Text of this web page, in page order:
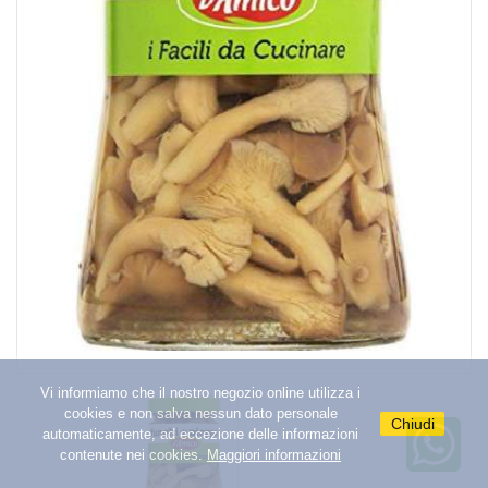
Vi informiamo che il nostro negozio online utilizza i
cookies e non salva nessun dato personale
automaticamente, ad eccezione delle informazioni
contenute nei cookies. Maggiori informazioni
Chiudi
SOTTOLIO SOTTACETO E FUNGHI
POMODORI SECCHI E PEPERONI
MELANZANE E ZUCCHINE
ALTRE VERDURE
SALSE E PATE' add_circle
LEGUMI MAIS E CONSERVE VEGETALI add_circle
TONNO CONSERVE ITTICO E CARNE add_circle
BISCOTTI E FETTE BISCOTTATE add_circle
CAFFE TEA ZUCCHERO add_circle
PRIMA COLAZIONE E MERENDINE add_circle
MARMELLATE MIELE E SPALMABILI add_circle